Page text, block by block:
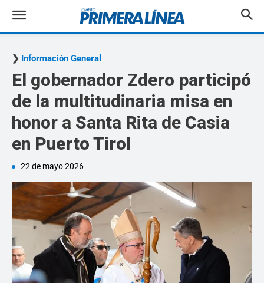
Información General
El gobernador Zdero participó
de la multitudinaria misa en
honor a Santa Rita de Casia
en Puerto Tirol
22 de mayo 2026